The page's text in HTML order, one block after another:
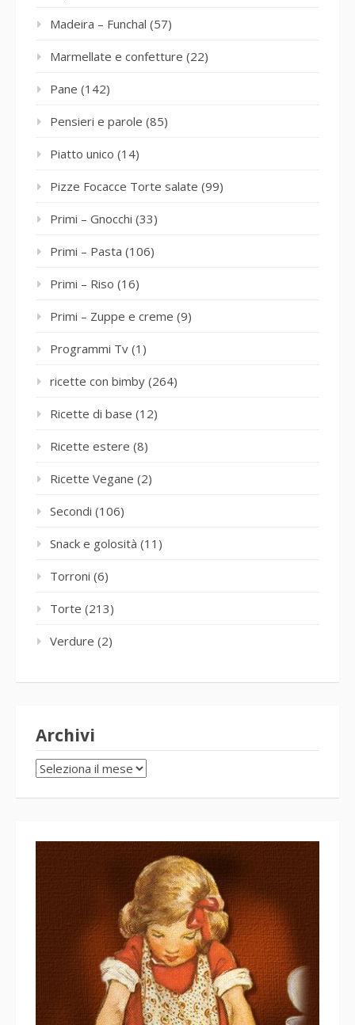
Madeira – Funchal (57)
Marmellate e confetture (22)
Pane (142)
Pensieri e parole (85)
Piatto unico (14)
Pizze Focacce Torte salate (99)
Primi – Gnocchi (33)
Primi – Pasta (106)
Primi – Riso (16)
Primi – Zuppe e creme (9)
Programmi Tv (1)
ricette con bimby (264)
Ricette di base (12)
Ricette estere (8)
Ricette Vegane (2)
Secondi (106)
Snack e golosità (11)
Torroni (6)
Torte (213)
Verdure (2)
Archivi
Archivi